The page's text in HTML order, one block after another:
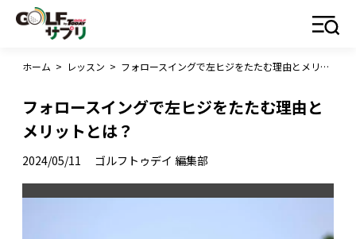
ホーム > レッスン > フォロースイングで左ヒジをたたむ理由とメリットとは？
フォロースイングで左ヒジをたたむ理由と
メリットとは？
2024/05/11 ゴルフトゥデイ 編集部